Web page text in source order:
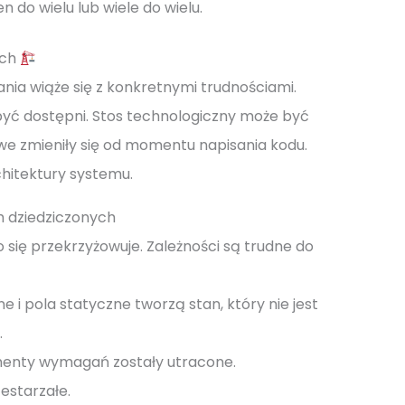
do wielu lub wiele do wielu.
wiąże się z konkretnymi trudnościami.
dostępni. Stos technologiczny może być
zmieniły się od momentu napisania kodu.
systemu.
się przekrzyżowuje. Zależności są trudne do
i pola statyczne tworzą stan, który nie jest
wymagań zostały utracone.